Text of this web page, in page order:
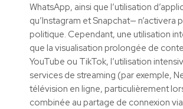
WhatsApp, ainsi que l’utilisation
qu’Instagram et Snapchat— n’activera
politique. Cependant, une utilisation
que la visualisation prolongée de
YouTube ou TikTok, l’utilisation
services de streaming (par exemple,
télévision en ligne, particulièrement
combinée au partage de connexion